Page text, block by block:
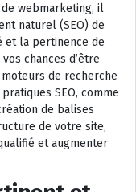
webmarketing, il
naturel (SEO) de
et la pertinence de
chances d’être
de recherche
SEO, comme
de balises
de votre site,
et augmenter